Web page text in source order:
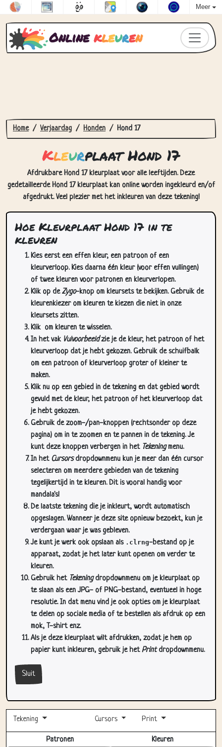
Meer
Online kleuren
Home Verjaardag Honden Hond 17
Kleurplaat Hond 17
Afdrukbare Hond 17 kleurplaat voor alle leeftijden. Deze
gedetailleerde Hond 17 kleurplaat kan online worden ingekleurd en/of
afgedrukt. Veel plezier met het inkleuren van deze tekening!
Hoe Kleurplaat Hond 17 in te
kleuren
Kies eerst een effen kleur, een patroon of een
kleurverloop. Kies daarna één kleur (voor effen vullingen)
of twee kleuren voor patronen en kleurverlopen.
Klik op deZygo-knop om kleursets te bekijken. Gebruik de
kleurenkiezer om kleuren te kiezen die niet in onze
kleursets zitten.
Klik om kleuren te wisselen.
In het vak Vulvoorbeeldzie je de kleur, het patroon of het
kleurverloop dat je hebt gekozen. Gebruik de schuifbalk
om een patroon of kleurverloop groter of kleiner te
maken.
Klik nu op een gebied in de tekening en dat gebied wordt
gevuld met de kleur, het patroon of het kleurverloop dat
je hebt gekozen.
Gebruik de zoom-/pan-knoppen (rechtsonder op deze
pagina) om in te zoomen en te pannen in de tekening. Je
kunt deze knoppen verbergen in het Tekeningmenu.
In het Cursorsdropdownmenu kun je meer dan één cursor
selecteren om meerdere gebieden van de tekening
tegelijkertijd in te kleuren. Dit is vooral handig voor
mandala's!
De laatste tekening die je inkleurt, wordt automatisch
opgeslagen. Wanneer je deze site opnieuw bezoekt, kun je
verdergaan waar je was gebleven.
Je kunt je werk ook opslaan als .clrng-bestand op je
apparaat, zodat je het later kunt openen om verder te
kleuren.
Gebruik het Tekeningdropdownmenu om je kleurplaat op
te slaan als een JPG- of PNG-bestand, eventueel in hoge
resolutie. In dat menu vind je ook opties om je kleurplaat
te delen op sociale media of te bestellen als afdruk op een
mok, T-shirt enz.
Als je deze kleurplaat wilt afdrukken, zodat je hem op
papier kunt inkleuren, gebruik je hetPrintdropdownmenu.
Sluit
Tekening Cursors Print
Volledig scherm
Patronen Kleuren